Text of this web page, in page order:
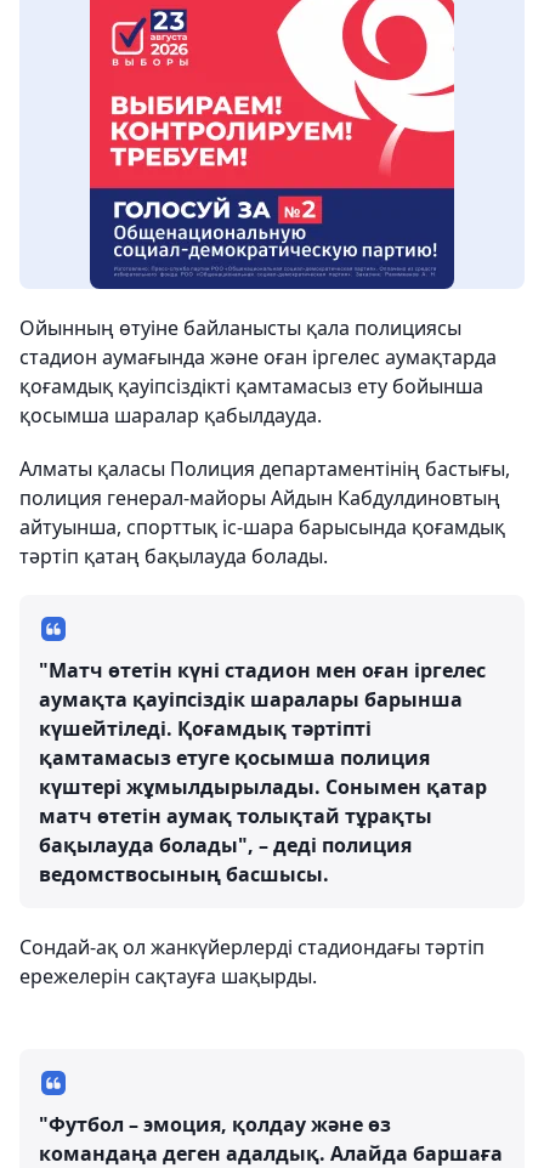
Ойынның өтуіне байланысты қала полициясы
стадион аумағында және оған іргелес аумақтарда
қоғамдық қауіпсіздікті қамтамасыз ету бойынша
қосымша шаралар қабылдауда.
Алматы қаласы Полиция департаментінің бастығы,
полиция генерал-майоры Айдын Кабдулдиновтың
айтуынша, спорттық іс-шара барысында қоғамдық
тәртіп қатаң бақылауда болады.
"Матч өтетін күні стадион мен оған іргелес
аумақта қауіпсіздік шаралары барынша
күшейтіледі. Қоғамдық тәртіпті
қамтамасыз етуге қосымша полиция
күштері жұмылдырылады. Сонымен қатар
матч өтетін аумақ толықтай тұрақты
бақылауда болады", – деді полиция
ведомствосының басшысы.
Сондай-ақ ол жанкүйерлерді стадиондағы тәртіп
ережелерін сақтауға шақырды.
"Футбол – эмоция, қолдау және өз
командаңа деген адалдық. Алайда баршаға